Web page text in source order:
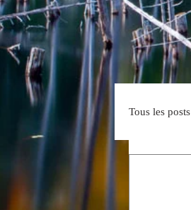
Tous les posts